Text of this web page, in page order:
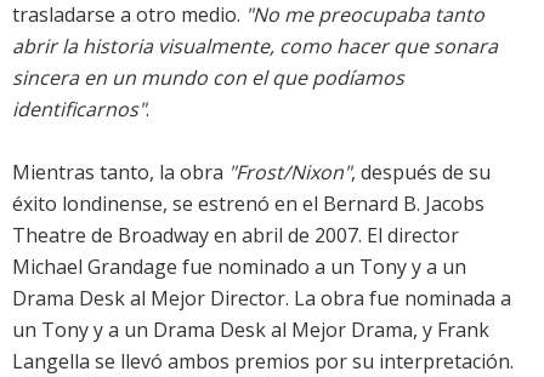
trasladarse a otro medio. "No me preocupaba tanto
abrir la historia visualmente, como hacer que sonara
sincera en un mundo con el que podíamos
identificarnos".
Mientras tanto, la obra "Frost/Nixon", después de su
éxito londinense, se estrenó en el Bernard B. Jacobs
Theatre de Broadway en abril de 2007. El director
Michael Grandage fue nominado a un Tony y a un
Drama Desk al Mejor Director. La obra fue nominada a
un Tony y a un Drama Desk al Mejor Drama, y Frank
Langella se llevó ambos premios por su interpretación.